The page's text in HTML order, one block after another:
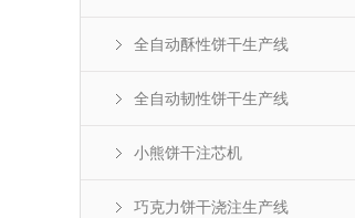
全自动酥性饼干生产线
全自动韧性饼干生产线
小熊饼干注芯机
巧克力饼干浇注生产线